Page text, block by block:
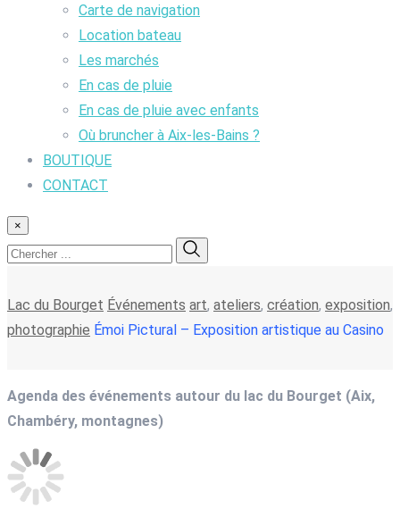
Carte de navigation
Location bateau
Les marchés
En cas de pluie
En cas de pluie avec enfants
Où bruncher à Aix-les-Bains ?
BOUTIQUE
CONTACT
×
Lac du Bourget Événements art, ateliers, création, exposition,
photographie Émoi Pictural – Exposition artistique au Casino
Agenda des événements autour du lac du Bourget (Aix,
Chambéry, montagnes)